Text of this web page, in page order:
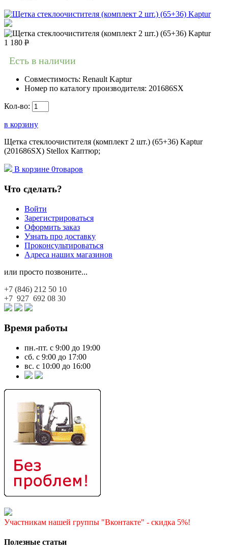
1 180 Р
Есть в наличии
Совместимость: Renault Kaptur
Номер по каталогу производителя: 201686SX
Кол-во:
в корзину
Щетка стеклоочистителя (комплект 2 шт.) (65+36) Kaptur
(201686SX) Stellox Каптюр;
В корзине 0товаров
Что сделать?
Войти
Зарегистрироваться
Оформить заказ
Узнать про доставку
Проконсультироваться
Адреса наших магазинов
или просто позвоните...
+7 (846) 212 50 10
+7 927 692 08 30
Время работы
пн.-пт. с 9:00 до 19:00
сб. с 9:00 до 17:00
вс. с 10:00 до 16:00
Участникам нашей группы "Вконтакте" - скидка 5%!
Полезные статьи